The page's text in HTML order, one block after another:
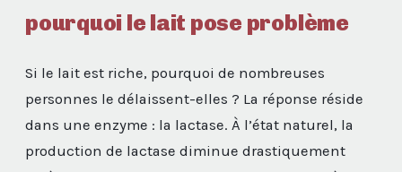
pourquoi le lait pose problème
Si le lait est riche, pourquoi de nombreuses
personnes le délaissent-elles ? La réponse réside
dans une enzyme : la lactase. À l’état naturel, la
production de lactase diminue drastiquement